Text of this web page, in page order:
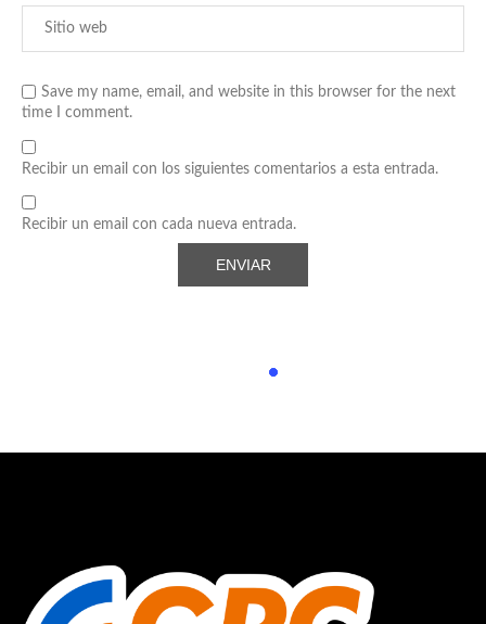
Save my name, email, and website in this browser for the next
time I comment.
Recibir un email con los siguientes comentarios a esta entrada.
Recibir un email con cada nueva entrada.